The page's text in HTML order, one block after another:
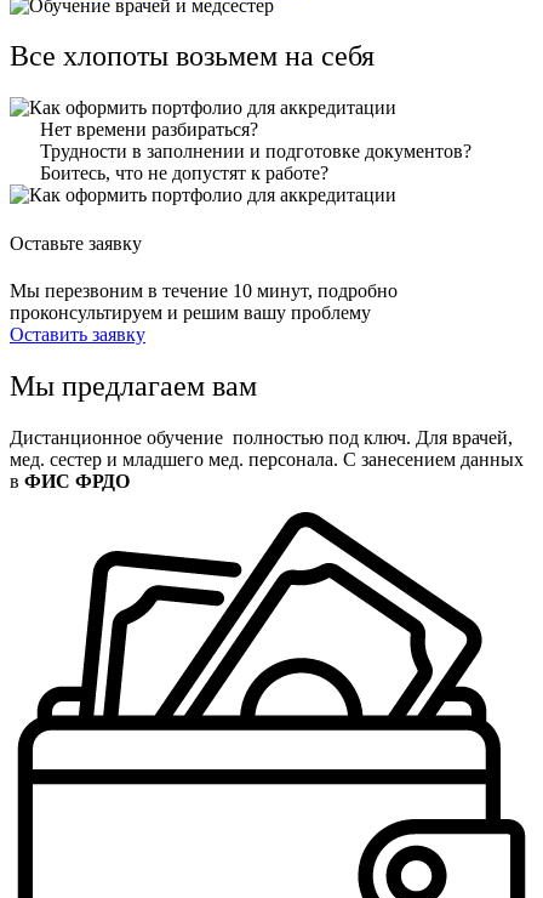
Все хлопоты возьмем на себя
Нет времени разбираться?
Трудности в заполнении и подготовке документов?
Боитесь, что не допустят к работе?
Оставьте заявку
Мы перезвоним в течение 10 минут, подробно
проконсультируем и решим вашу проблему
Оставить заявку
Мы предлагаем вам
Дистанционное обучение полностью под ключ. Для врачей,
мед. сестер и младшего мед. персонала. С занесением данных
в ФИС ФРДО